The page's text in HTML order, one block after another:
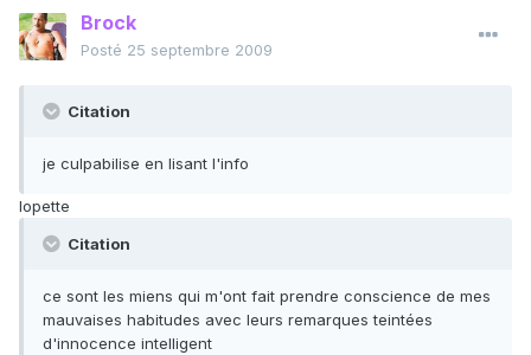
Brock
Posté 25 septembre 2009
Citation
je culpabilise en lisant l'info
lopette
Citation
ce sont les miens qui m'ont fait prendre conscience de mes
mauvaises habitudes avec leurs remarques teintées
d'innocence intelligent